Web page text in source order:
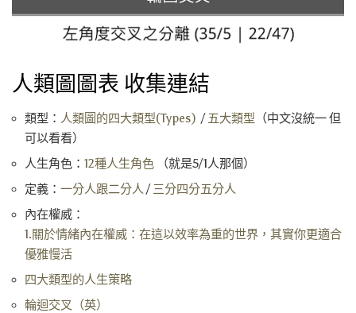
人類圖圖表 收集連結
類型： 人類圖的四大類型(Types) /五大類型 （中文沒統一 但
可以看看）
人生角色： 12種人生角色 （就是5/1人那個）
定義： 一分人跟二分人/三分四分五分人
內在權威：
1.關於情緒內在權威：在這以效率為重的世界，其實你更適合
優雅慢活
四大類型的人生策略
輪迴交叉（英）